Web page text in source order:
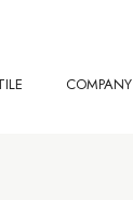
COMPANY